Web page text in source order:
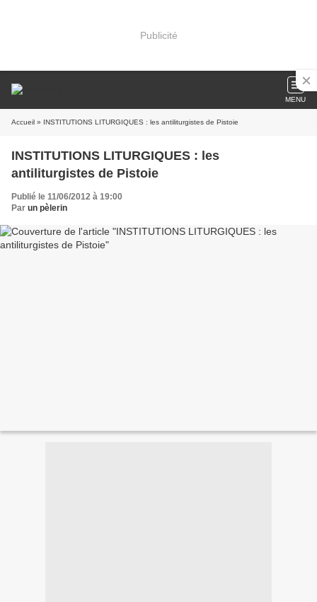
Publicité
MENU
Accueil » INSTITUTIONS LITURGIQUES : les antiliturgistes de Pistoie
INSTITUTIONS LITURGIQUES : les
antiliturgistes de Pistoie
Publié le 11/06/2012 à 19:00
Par un pèlerin